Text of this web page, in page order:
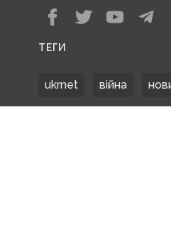
ТЕГИ
ukrnet війна